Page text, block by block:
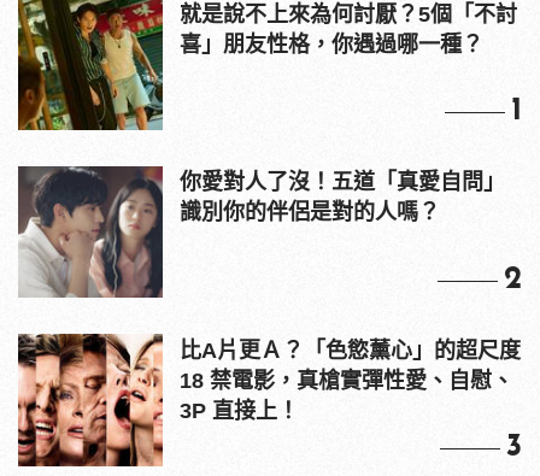
就是說不上來為何討厭？5個「不討
喜」朋友性格，你遇過哪一種？
1
你愛對人了沒！五道「真愛自問」
識別你的伴侶是對的人嗎？
2
比A片更Ａ？「色慾薰心」的超尺度
18 禁電影，真槍實彈性愛、自慰、
3P 直接上！
3